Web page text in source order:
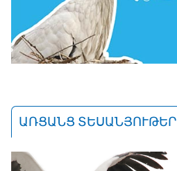
ԱՌՑԱՆՑ ՏԵՍԱՆՅՈՒԹԵՐ